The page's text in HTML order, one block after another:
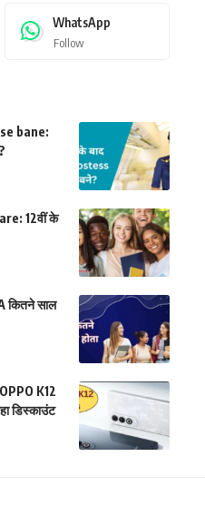
WhatsApp
Follow
bane:
12वीं के
कितने साल
K12
डिस्काउंट